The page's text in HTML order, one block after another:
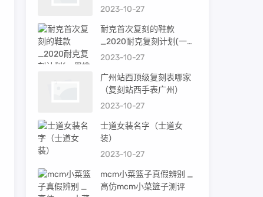
值
2023-10-27
耐克首次复刻的鞋款
_2020耐克复刻计划(一周
推荐)
2023-10-27
广州站西顶级复刻表哪家
（复刻站西手表广州）
2023-10-27
士道女装名字（士道女
装）
2023-10-27
mcm小菜篮子真假辨别 _
高仿mcm小菜篮子测评